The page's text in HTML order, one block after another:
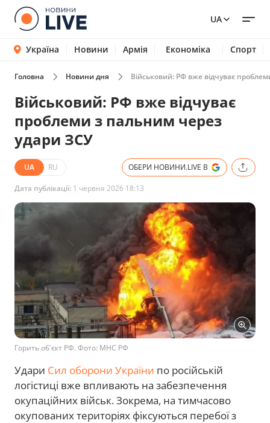
UA
Україна Новини Армія Економіка Спорт
Головна Новини дня Військовий: РФ вже відчуває
Військовий: РФ вже відчуває
проблеми з пальним через
удари ЗСУ
UA RU ОБЕРИ НОВИНИ.LIVE В
Дата публікації: 1 червня 2026 18:13
Горить об'єкт РФ. Фото: МНС РФ
Удари Сил оборони України по російській
логістиці вже впливають на забезпечення
окупаційних військ. Зокрема, на тимчасово
окупованих територіях фіксуються перебої з